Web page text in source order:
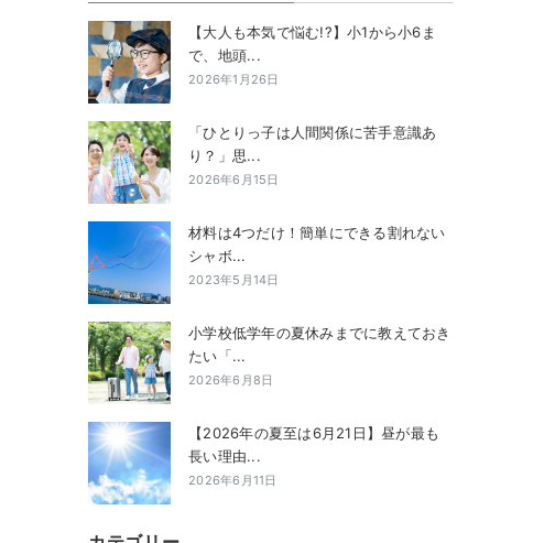
【大人も本気で悩む!?】小1から小6ま
で、地頭...
2026年1月26日
「ひとりっ子は人間関係に苦手意識あ
り？」思...
2026年6月15日
材料は4つだけ！簡単にできる割れない
シャボ...
2023年5月14日
小学校低学年の夏休みまでに教えておき
たい「...
2026年6月8日
【2026年の夏至は6月21日】昼が最も
長い理由...
2026年6月11日